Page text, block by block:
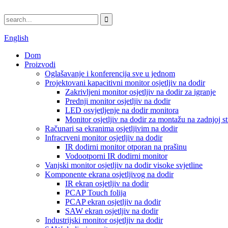
English
Dom
Proizvodi
Oglašavanje i konferencija sve u jednom
Projektovani kapacitivni monitor osjetljiv na dodir
Zakrivljeni monitor osjetljiv na dodir za igranje
Prednji monitor osjetljiv na dodir
LED osvjetljenje na dodir monitora
Monitor osjetljiv na dodir za montažu na zadnjoj
Računari sa ekranima osjetljivim na dodir
Infracrveni monitor osjetljiv na dodir
IR dodirni monitor otporan na prašinu
Vodootporni IR dodirni monitor
Vanjski monitor osjetljiv na dodir visoke svjetline
Komponente ekrana osjetljivog na dodir
IR ekran osjetljiv na dodir
PCAP Touch folija
PCAP ekran osjetljiv na dodir
SAW ekran osjetljiv na dodir
Industrijski monitor osjetljiv na dodir